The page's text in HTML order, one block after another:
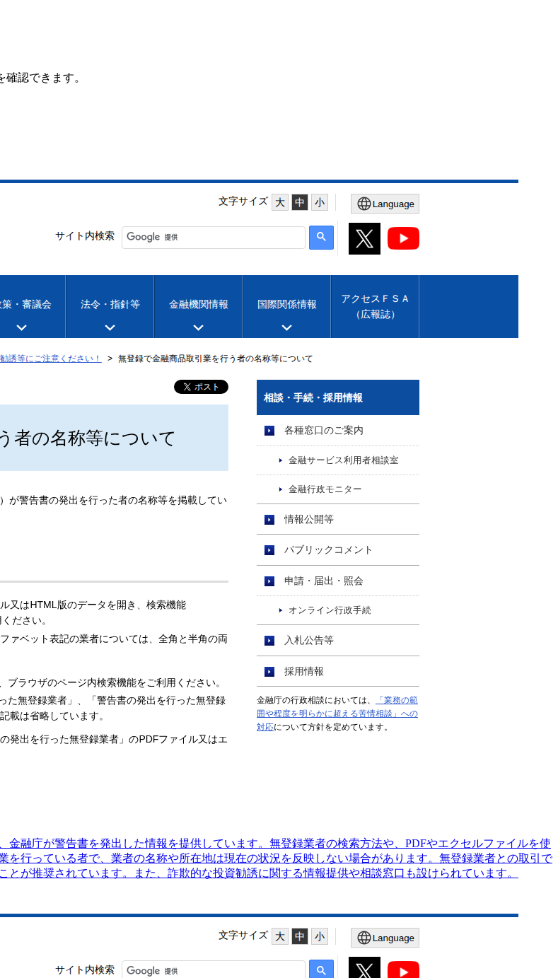
認できます。
融庁が警告書を発出した情報を提供しています。無登録業者の検索方法や、PDFやエクセルファイルを使
行っている者で、業者の名称や所在地は現在の状況を反映しない場合があります。無登録業者との取引で
が推奨されています。また、詐欺的な投資勧誘に関する情報提供や相談窓口も設けられています。